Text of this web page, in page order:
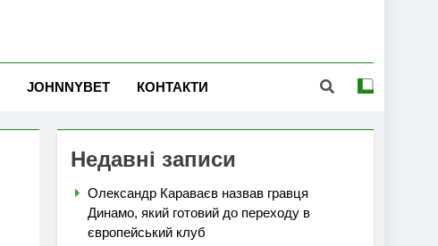
JOHNNYBET КОНТАКТИ
Недавні записи
Олександр Караваєв назвав гравця
Динамо, який готовий до переходу в
європейський клуб